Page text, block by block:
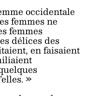
occidentale
femmes ne
femmes
délices des
en faisaient
»